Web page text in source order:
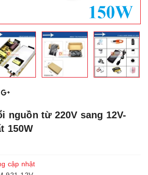
nguồn từ 220V sang 12V-
150W
cập nhật